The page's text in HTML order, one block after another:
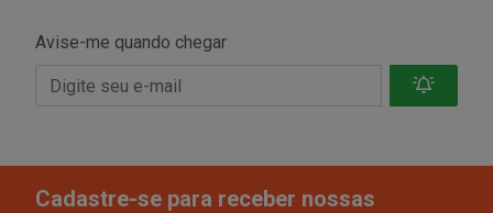
Avise-me quando chegar
Cadastre-se para receber nossas